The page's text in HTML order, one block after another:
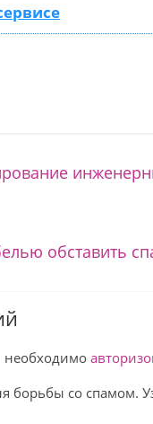
обставить
необходимо
борьбы со спамом.